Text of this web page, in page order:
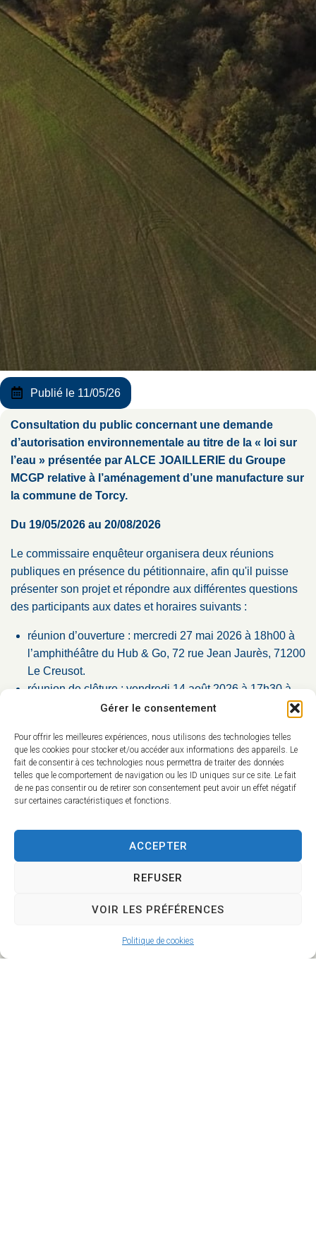
Gérer le consentement
Pour offrir les meilleures expériences, nous utilisons des technologies telles
que les cookies pour stocker et/ou accéder aux informations des appareils. Le
fait de consentir à ces technologies nous permettra de traiter des données
telles que le comportement de navigation ou les ID uniques sur ce site. Le fait
de ne pas consentir ou de retirer son consentement peut avoir un effet négatif
sur certaines caractéristiques et fonctions.
ACCEPTER
REFUSER
VOIR LES PRÉFÉRENCES
Politique de cookies
Publié le 11/05/26
Consultation du public concernant une demande
d’autorisation environnementale au titre de la « loi sur
l’eau » présentée par ALCE JOAILLERIE du Groupe
MCGP relative à l’aménagement d’une manufacture sur
la commune de Torcy.
Du 19/05/2026 au 20/08/2026
Le commissaire enquêteur organisera deux réunions
publiques en présence du pétitionnaire, afin qu'il puisse
présenter son projet et répondre aux différentes questions
des participants aux dates et horaires suivants :
réunion d’ouverture : mercredi 27 mai 2026 à 18h00 à
l’amphithéâtre du Hub & Go, 72 rue Jean Jaurès, 71200
Le Creusot.
réunion de clôture : vendredi 14 août 2026 à 17h30 à
l’amphithéâtre du Hub & Go, 72 rue Jean Jaurès, 71200
Le commissaire enquêteur tiendra deux permanences au
cours de la consultation à la mairie de Torcy :
jeudi 18 juin 2026 de 14h00 à 16h00,
observation) vous pouvez consulter le registre